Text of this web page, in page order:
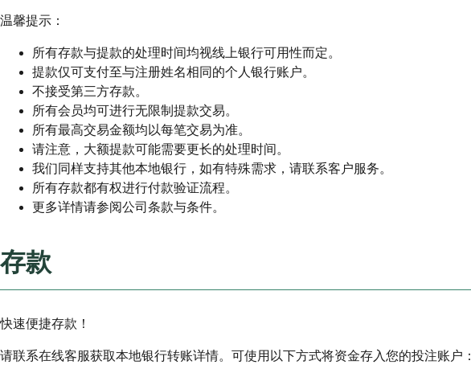
温馨提示：
所有存款与提款的处理时间均视线上银行可用性而定。
提款仅可支付至与注册姓名相同的个人银行账户。
不接受第三方存款。
所有会员均可进行无限制提款交易。
所有最高交易金额均以每笔交易为准。
请注意，大额提款可能需要更长的处理时间。
我们同样支持其他本地银行，如有特殊需求，请联系客户服务。
所有存款都有权进行付款验证流程。
更多详情请参阅公司条款与条件。
存款
快速便捷存款！
请联系在线客服获取本地银行转账详情。可使用以下方式将资金存入您的投注账户：